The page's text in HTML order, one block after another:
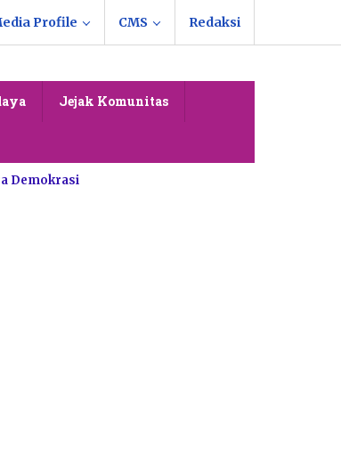
Profile CMS Redaksi
Jejak Komunitas
Demokrasi